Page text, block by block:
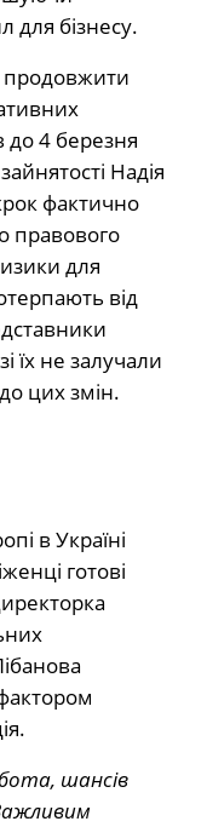
для бізнесу.
продовжити
4 березня
Надія
фактично
правового
для
від
їх не залучали
цих змін.
в Україні
готові
шансів